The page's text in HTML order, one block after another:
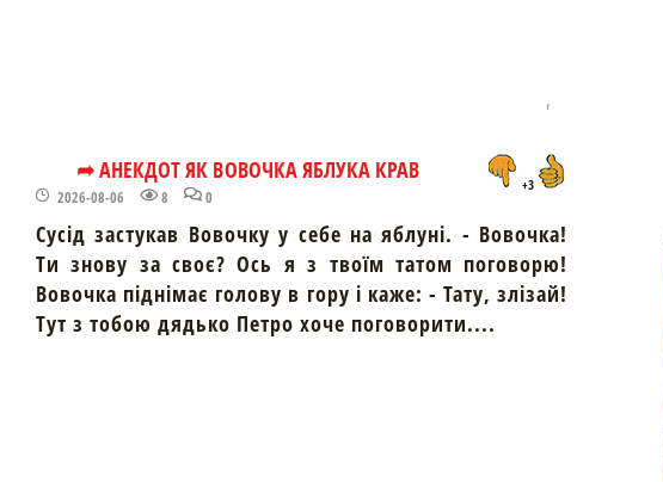
➦ АНЕКДОТ ЯК ВОВОЧКА ЯБЛУКА КРАВ
2026-08-06 8 0
+3
Сусід застукав Вовочку у себе на яблуні. - Вовочка!
Ти знову за своє? Ось я з твоїм татом поговорю!
Вовочка піднімає голову в гору і каже: - Тату, злізай!
Тут з тобою дядько Петро хоче поговорити....